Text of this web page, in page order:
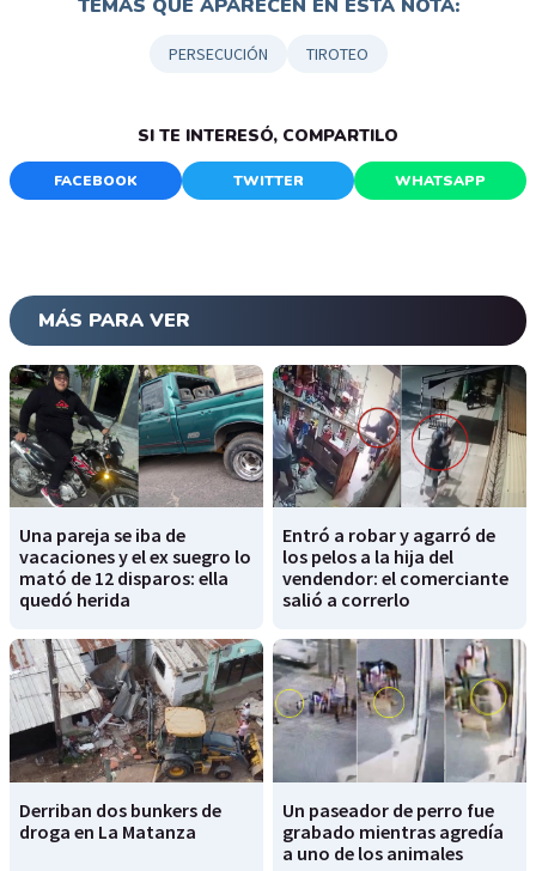
TEMAS QUE APARECEN EN ESTA NOTA:
PERSECUCIÓN TIROTEO
SI TE INTERESÓ, COMPARTILO
FACEBOOK TWITTER WHATSAPP
MÁS PARA VER
Una pareja se iba de
vacaciones y el ex suegro lo
mató de 12 disparos: ella
quedó herida
Entró a robar y agarró de
los pelos a la hija del
vendendor: el comerciante
salió a correrlo
Derriban dos bunkers de
droga en La Matanza
Un paseador de perro fue
grabado mientras agredía
a uno de los animales